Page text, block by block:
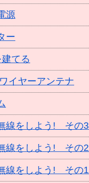
源
ー
てる
イヤーアンテナ
線をしよう! その3
線をしよう! その2
線をしよう! その1